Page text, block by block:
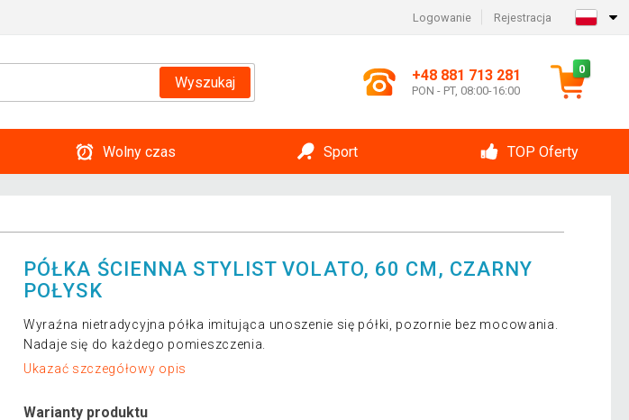
Logowanie Rejestracja
Wyszukaj +48 881 713 281
PON - PT, 08:00-16:00
0
Wolny czas Sport TOP Oferty
PÓŁKA ŚCIENNA STYLIST VOLATO, 60 CM, CZARNY
POŁYSK
Wyraźna nietradycyjna półka imitująca unoszenie się półki, pozornie bez mocowania.
Nadaje się do każdego pomieszczenia.
Ukazać szczegółowy opis
Warianty produktu